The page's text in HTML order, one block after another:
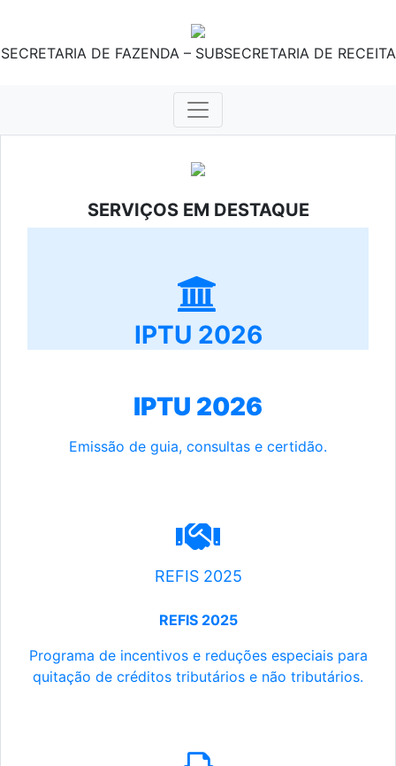
SECRETARIA DE FAZENDA – SUBSECRETARIA DE RECEITA
SERVIÇOS EM DESTAQUE
IPTU 2026
IPTU 2026
Emissão de guia, consultas e certidão.
REFIS 2025
REFIS 2025
Programa de incentivos e reduções especiais para
quitação de créditos tributários e não tributários.